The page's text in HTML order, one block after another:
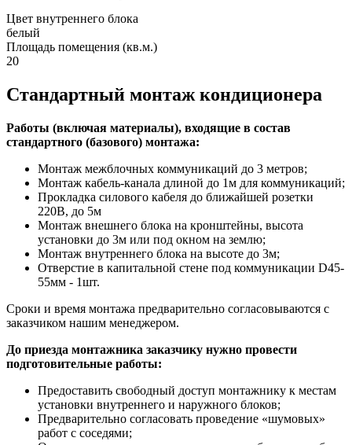
Цвет внутреннего блока
белый
Площадь помещения (кв.м.)
20
Стандартный монтаж кондиционера
Работы (включая материалы), входящие в состав
стандартного (базового) монтажа:
Монтаж межблочных коммуникаций до 3 метров;
Монтаж кабель-канала длиной до 1м для коммуникаций;
Прокладка силового кабеля до ближайшей розетки
220В, до 5м
Монтаж внешнего блока на кронштейны, высота
установки до 3м или под окном на землю;
Монтаж внутреннего блока на высоте до 3м;
Отверстие в капитальной стене под коммуникации D45-
55мм - 1шт.
Сроки и время монтажа предварительно согласовываются с
заказчиком нашим менеджером.
До приезда монтажника заказчику нужно провести
подготовительные работы:
Предоставить свободный доступ монтажнику к местам
установки внутреннего и наружного блоков;
Предварительно согласовать проведение «шумовых»
работ с соседями;